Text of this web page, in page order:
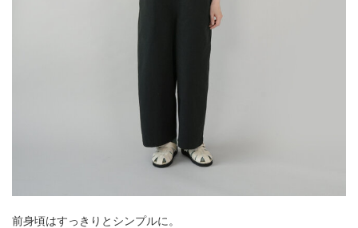
前身頃はすっきりとシンプルに。